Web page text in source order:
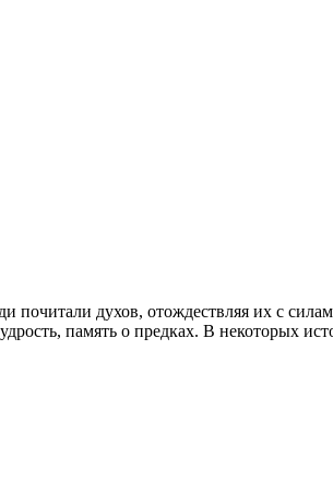
почитали духов, отождествляя их с
память о предках. В некоторых